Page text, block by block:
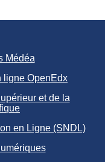
Médéa
ligne OpenEdx
et de la
en Ligne (SNDL)